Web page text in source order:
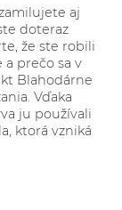
aj
doteraz
že ste robili
prečo sa v
Blahodárne
Vďaka
ju používali
ktorá vzniká